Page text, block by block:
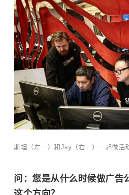
斯坦（左一）和Jay（右一）一起做活
问：您是从什么时候做广告